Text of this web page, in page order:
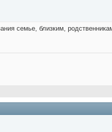
семье, близким,